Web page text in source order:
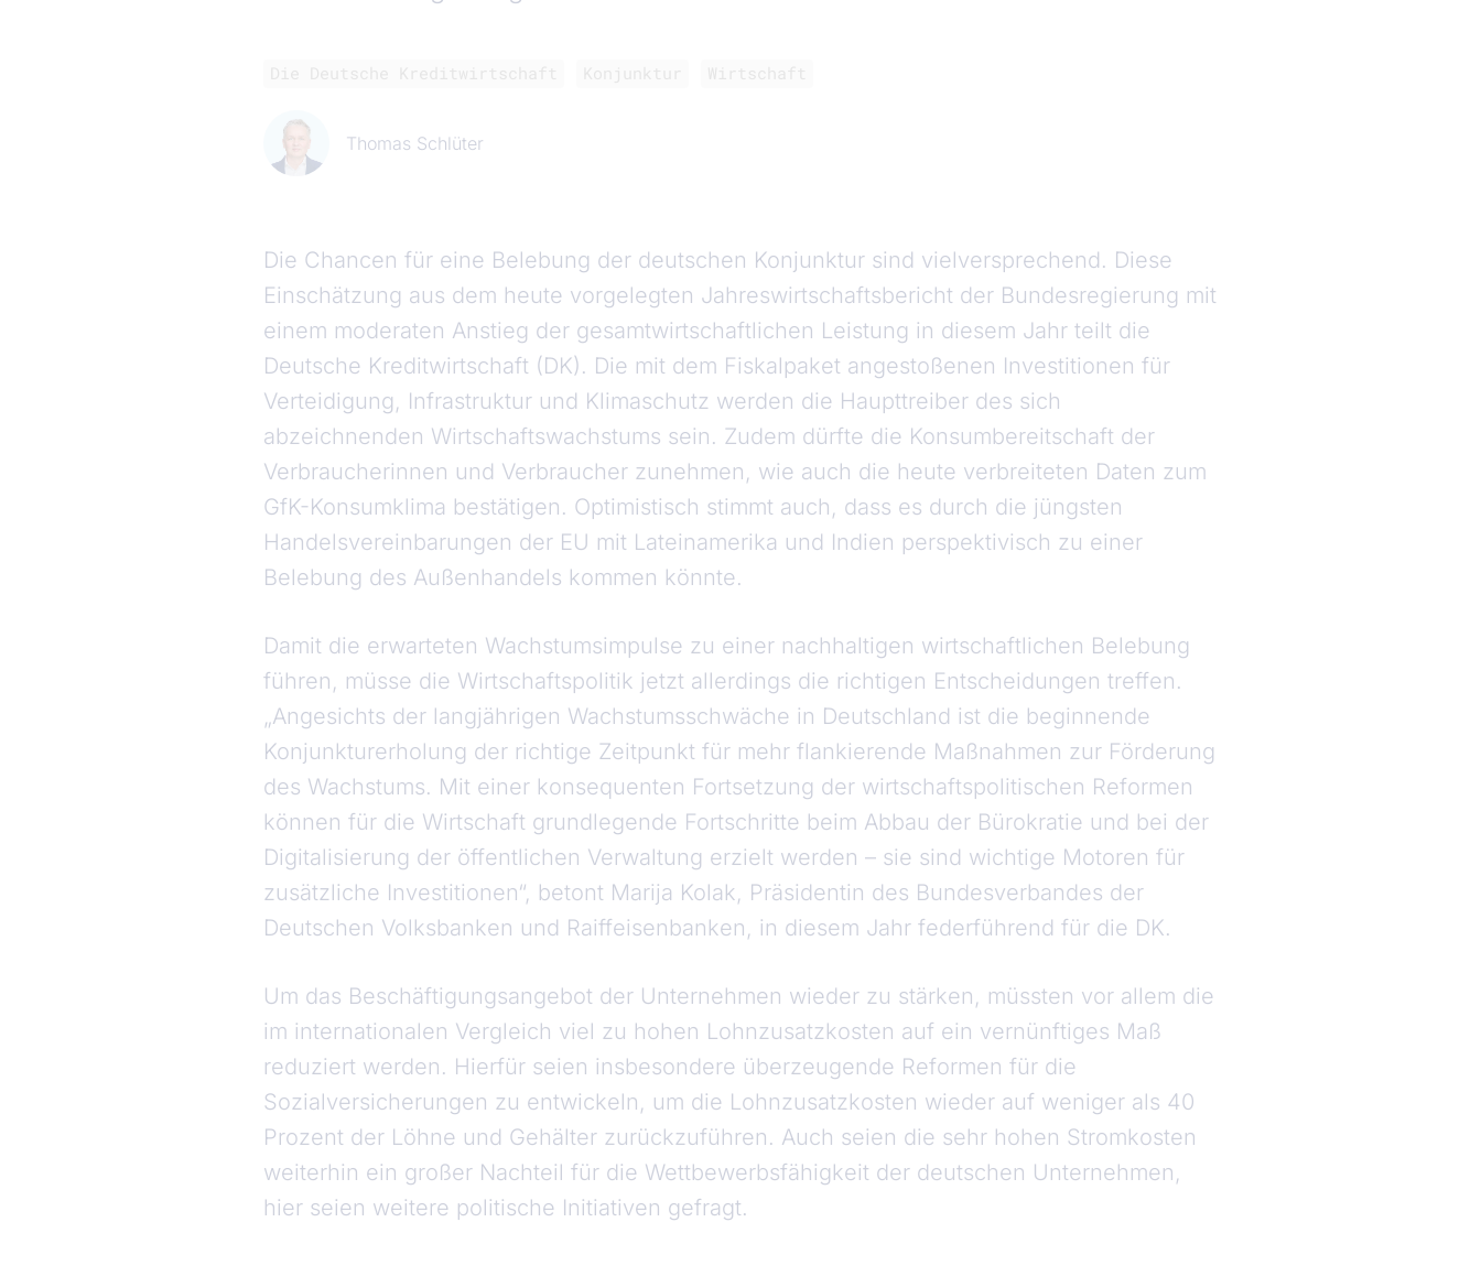
Thomas Schlüter
Die Chancen für eine Belebung der deutschen Konjunktur sind vielversprechend. Diese
Einschätzung aus dem heute vorgelegten Jahreswirtschaftsbericht der Bundesregierung mit
einem moderaten Anstieg der gesamtwirtschaftlichen Leistung in diesem Jahr teilt die
Deutsche Kreditwirtschaft (DK). Die mit dem Fiskalpaket angestoßenen Investitionen für
Verteidigung, Infrastruktur und Klimaschutz werden die Haupttreiber des sich
abzeichnenden Wirtschaftswachstums sein. Zudem dürfte die Konsumbereitschaft der
Verbraucherinnen und Verbraucher zunehmen, wie auch die heute verbreiteten Daten zum
GfK-Konsumklima bestätigen. Optimistisch stimmt auch, dass es durch die jüngsten
Handelsvereinbarungen der EU mit Lateinamerika und Indien perspektivisch zu einer
Belebung des Außenhandels kommen könnte.
Damit die erwarteten Wachstumsimpulse zu einer nachhaltigen wirtschaftlichen Belebung
führen, müsse die Wirtschaftspolitik jetzt allerdings die richtigen Entscheidungen treffen.
„Angesichts der langjährigen Wachstumsschwäche in Deutschland ist die beginnende
Konjunkturerholung der richtige Zeitpunkt für mehr flankierende Maßnahmen zur Förderung
des Wachstums. Mit einer konsequenten Fortsetzung der wirtschaftspolitischen Reformen
können für die Wirtschaft grundlegende Fortschritte beim Abbau der Bürokratie und bei der
Digitalisierung der öffentlichen Verwaltung erzielt werden – sie sind wichtige Motoren für
zusätzliche Investitionen“, betont Marija Kolak, Präsidentin des Bundesverbandes der
Deutschen Volksbanken und Raiffeisenbanken, in diesem Jahr federführend für die DK.
Um das Beschäftigungsangebot der Unternehmen wieder zu stärken, müssten vor allem die
im internationalen Vergleich viel zu hohen Lohnzusatzkosten auf ein vernünftiges Maß
reduziert werden. Hierfür seien insbesondere überzeugende Reformen für die
Sozialversicherungen zu entwickeln, um die Lohnzusatzkosten wieder auf weniger als 40
Prozent der Löhne und Gehälter zurückzuführen. Auch seien die sehr hohen Stromkosten
weiterhin ein großer Nachteil für die Wettbewerbsfähigkeit der deutschen Unternehmen,
hier seien weitere politische Initiativen gefragt.